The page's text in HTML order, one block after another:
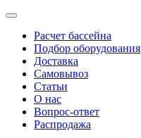
Расчет бассейна
Подбор оборудования
Доставка
Самовывоз
Статьи
О нас
Вопрос-ответ
Распродажа